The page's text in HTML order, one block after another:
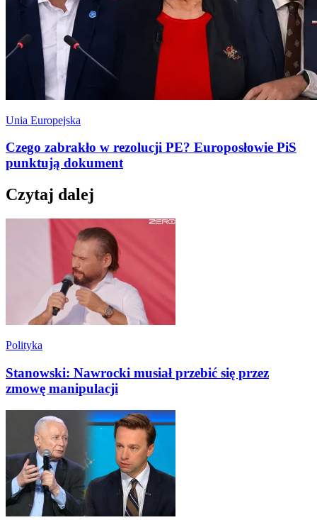
Unia Europejska
Czego zabrakło w rezolucji PE? Europosłowie PiS
punktują dokument
Czytaj dalej
Polityka
Stanowski: Nawrocki musiał przebić się przez
zmowę manipulacji